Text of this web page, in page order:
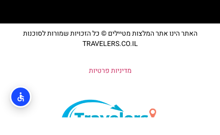
האתר הינו אתר המלצות מטיילים © כל הזכויות שמורות לסוכנות
TRAVELERS.CO.IL
מדיניות פרטיות